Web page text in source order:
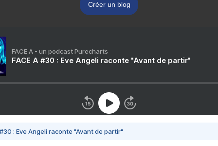
Créer un blog
FACE A - un podcast Purecharts
FACE A #30 : Eve Angeli raconte "Avant de partir"
#30 : Eve Angeli raconte "Avant de partir"